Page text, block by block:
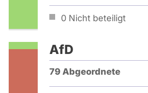
0 Nicht beteiligt
AfD
79 Abgeordnete